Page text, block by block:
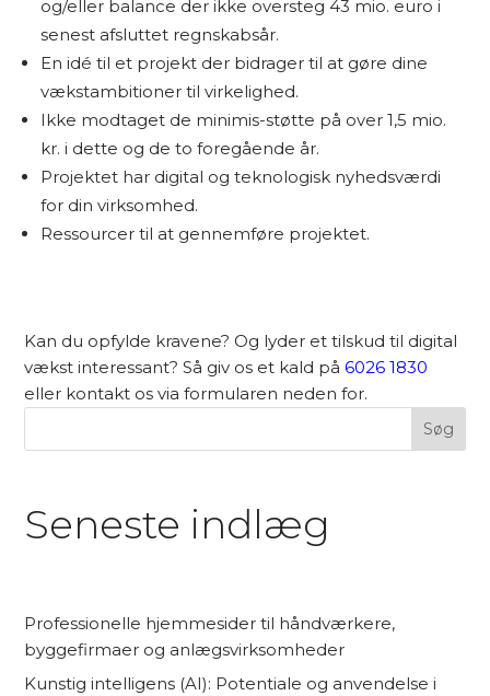
og/eller balance der ikke oversteg 43 mio. euro i
senest afsluttet regnskabsår.
En idé til et projekt der bidrager til at gøre dine
vækstambitioner til virkelighed.
Ikke modtaget de minimis-støtte på over 1,5 mio.
kr. i dette og de to foregående år.
Projektet har digital og teknologisk nyhedsværdi
for din virksomhed.
Ressourcer til at gennemføre projektet.
Kan du opfylde kravene? Og lyder et tilskud til digital
vækst interessant? Så giv os et kald på6026 1830
eller kontakt os via formularen neden for.
Søg
Seneste indlæg
Professionelle hjemmesider til håndværkere,
byggefirmaer og anlægsvirksomheder
Kunstig intelligens (AI): Potentiale og anvendelse i